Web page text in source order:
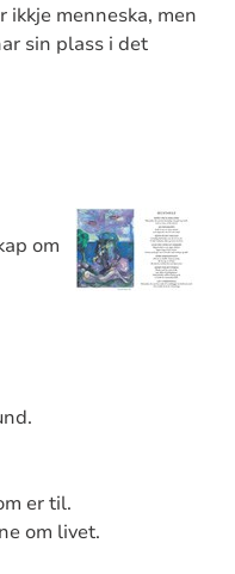
ikkje menneska, men
sin plass i det
om
er til.
om livet.